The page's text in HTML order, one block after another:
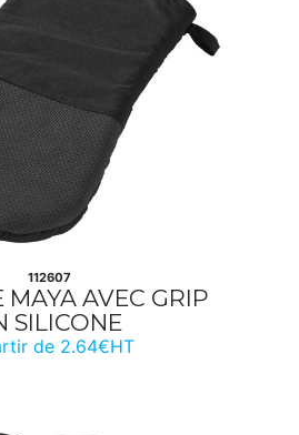
112607
MAYA AVEC GRIP
SILICONE
de 2.64€HT